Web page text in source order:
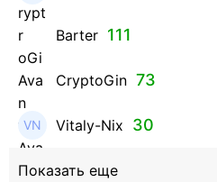
Barter 111
CryptoGin 73
Vitaly-Nix 30
Hanna_Zolo4evskaya